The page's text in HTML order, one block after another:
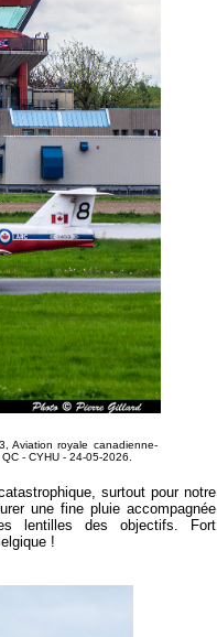
Aviation royale canadienne-
- CYHU - 24-05-2026.
surtout pour notre
une fine pluie accompagnée
lentilles des objectifs. Fort
!